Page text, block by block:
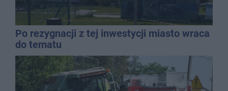
Po rezygnacji z tej inwestycji miasto wraca
do tematu